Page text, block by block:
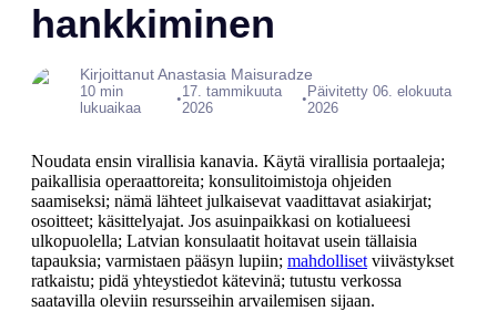
hankkiminen
Kirjoittanut Anastasia Maisuradze
10 min
lukuaikaa
•17. tammikuuta
2026
• Päivitetty 06. elokuuta
2026
Noudata ensin virallisia kanavia. Käytä virallisia portaaleja;
paikallisia operaattoreita; konsulitoimistoja ohjeiden
saamiseksi; nämä lähteet julkaisevat vaadittavat asiakirjat;
osoitteet; käsittelyajat. Jos asuinpaikkasi on kotialueesi
ulkopuolella; Latvian konsulaatit hoitavat usein tällaisia
tapauksia; varmistaen pääsyn lupiin; mahdolliset viivästykset
ratkaistu; pidä yhteystiedot kätevinä; tutustu verkossa
saatavilla oleviin resursseihin arvailemisen sijaan.